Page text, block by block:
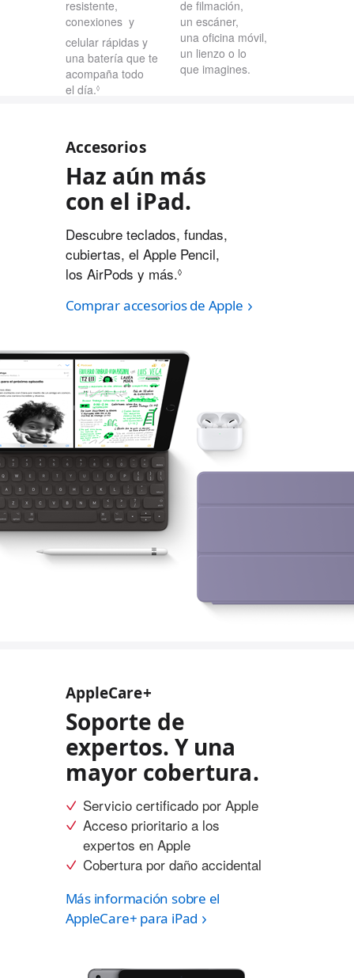
resistente,
conexiones y
celular rápidas y
una batería que te
acompaña todo
el día.◊
de filmación,
un escáner,
una oficina móvil,
un lienzo o lo
que imagines.
Accesorios
Haz aún más
con el iPad.
Descubre teclados, fundas,
cubiertas, el Apple Pencil,
los AirPods y más.◊
Comprar accesorios de Apple
AppleCare+
Soporte de
expertos. Y una
mayor cobertura.
Servicio certificado por Apple
Acceso prioritario a los
expertos en Apple
Cobertura por daño accidental
Más información sobre el
AppleCare+ para iPad